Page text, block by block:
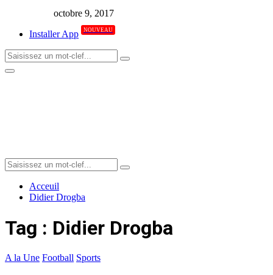
octobre 9, 2017
Installer App
NOUVEAU
Search
for:
Search
Primary
Search
for:
Search
Acceuil
Didier Drogba
Tag : Didier Drogba
A la Une Football Sports